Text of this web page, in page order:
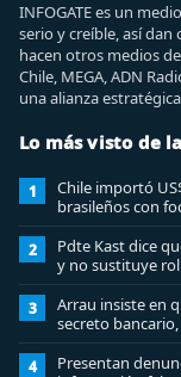
INFOGATE es un
serio y creíble, así
hacen otros medios
Chile, MEGA, ADN
una alianza
Lo más visto de
1
Chile importó
brasileños con
2
Pdte Kast dice
y no sustituye
3
Arrau insiste en
secreto
4
Presentan